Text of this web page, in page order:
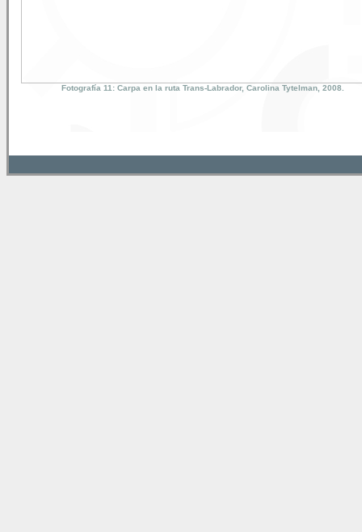
Fotografía 11: Carpa en la ruta Trans-Labrador, Carolina Tytelman, 2008.